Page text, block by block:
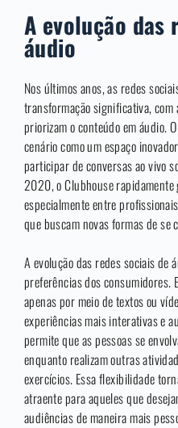
A evolução das
áudio
Nos últimos anos, as redes
transformação significativa, com
priorizam o conteúdo em áudio.
cenário como um espaço
participar de conversas ao vivo
2020, o Clubhouse
especialmente entre
que buscam novas formas de
A evolução das redes sociais de
preferências dos consumidores.
apenas por meio de textos ou
experiências mais interativas e
permite que as pessoas se
enquanto realizam outras
exercícios. Essa flexibilidade
atraente para aqueles que
audiências de maneira mais